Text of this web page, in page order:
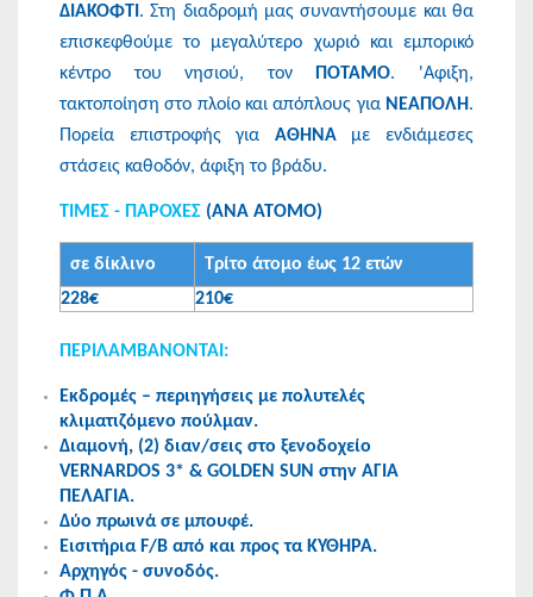
ΔΙΑΚΟΦΤΙ . Στη διαδρομή μας συναντήσουμε και θα
επισκεφθούμε το μεγαλύτερο χωριό και εμπορικό
κέντρο του νησιού, τον
ΠΟΤΑΜΟ. 'Αφιξη,
τακτοποίηση στο πλοίο και απόπλους για ΝΕΑΠΟΛΗ.
Πορεία επιστροφής για ΑΘΗΝΑμε ενδιάμεσες
στάσεις καθοδόν, άφιξη το βράδυ.
ΤΙΜΕΣ - ΠΑΡΟΧΕΣ (ΑΝΑ ΑΤΟΜΟ)
σε δίκλινο
Τρίτο άτομο έως 12 ετών
228€
210€
ΠΕΡΙΛΑΜΒΑΝΟΝΤΑΙ:
Εκδρομές – περιηγήσεις με πολυτελές
κλιματιζόμενο πούλμαν.
Διαμονή, (2) διαν/σεις στο ξενοδοχείο
VERNARDOS 3* & GOLDEN SUN στην ΑΓΙΑ
ΠΕΛΑΓΙΑ.
Δύο πρωινά σε μπουφέ.
Εισιτήρια F/B από και προς τα ΚΥΘΗΡΑ.
Αρχηγός - συνοδός.